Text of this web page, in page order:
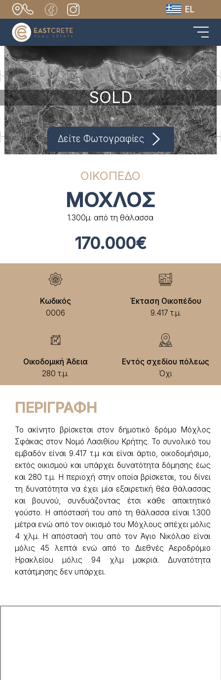
EL
SOLD
Δείτε Φωτογραφίες
ΟΙΚΟΠΕΔΟ
ΜΟΧΛΟΣ
1.300μ. από τη θάλασσα
170.000€
Κωδικός
0006
Έκταση Οικοπέδου
9.417 τ.μ.
Οικοδομική Άδεια
280 τ.μ.
Εντός σχεδίου πόλεως
Όχι
ΠΕΡΙΓΡΑΦΗ
Το ακίνητο βρίσκεται στον δημοτικό δρόμο Μόχλος
Σφάκας στον Νομό Λασιθίου Κρήτης. Το συνολικό του
εμβαδόν είναι 9.417 τ.μ και είναι άρτιο, οικοδομήσιμο,
εκτός οικισμού και υπάρχει δυνατότητα δόμησης έως
και 280 τ.μ. Η περιοχή στην οποία βρίσκεται, του δίνει
τη δυνατότητα να έχει μία εξαιρετική θέα θάλασσας
και βουνού, συνδυάζοντας έτσι κάθε απαιτητικό
γούστο. Η απόστασή του από τη θάλασσα είναι 1.300
μέτρα ενώ από τον οικισμό του Μόχλους απέχει μόλις
4 χλμ. Η απόστασή του από τον Άγιο Νικόλαο είναι
μόλις 45 λεπτά ενώ από το Διεθνές Αεροδρόμιο
Ηρακλείου μόλις 94 χλμ μακριά. Δυνατότητα
κατάτμησης δεν υπάρχει.